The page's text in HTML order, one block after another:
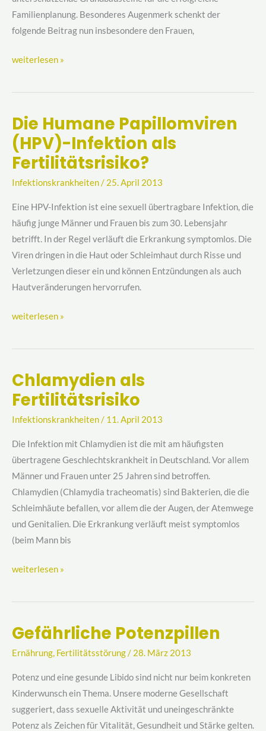
Familienplanung. Besonderes Augenmerk schenkt der
folgende Beitrag nun insbesondere den Frauen,
weiterlesen »
Die Humane Papillomviren
(HPV)-Infektion als
Fertilitätsrisiko?
Infektionskrankheiten/ 25. April 2013
Eine HPV-Infektion ist eine sexuell übertragbare Infektion, die
häufig junge Männer und Frauen bis zum 30. Lebensjahr
betrifft. In der Regel verläuft die Erkrankung symptomlos. Die
Viren dringen in die Haut oder Schleimhaut durch Risse und
Verletzungen dieser ein und können Entzündungen als auch
Hautveränderungen hervorrufen.
Die
Humane
Papillomviren
(HPV)-
Infektion
als
Fertilitätsrisiko?
weiterlesen »
Chlamydien als
Fertilitätsrisiko
Infektionskrankheiten/ 11. April 2013
Die Infektion mit Chlamydien ist die mit am häufigsten
übertragene Geschlechtskrankheit in Deutschland. Vor allem
Männer und Frauen unter 25 Jahren sind betroffen.
Chlamydien (Chlamydia tracheomatis) sind Bakterien, die die
Schleimhäute befallen, vor allem die der Augen, der Atemwege
und Genitalien. Die Erkrankung verläuft meist symptomlos
(beim Mann bis
Chlamydien
als
weiterlesen »
Gefährliche Potenzpillen
Ernährung, Fertilitätsstörung/ 28. März 2013
Potenz und eine gesunde Libido sind nicht nur beim konkreten
Kinderwunsch ein Thema. Unsere moderne Gesellschaft
suggeriert, dass sexuelle Aktivität und uneingeschränkte
Potenz als Zeichen für Vitalität, Gesundheit und Stärke gelten.
Gefährliche
Potenzpillen